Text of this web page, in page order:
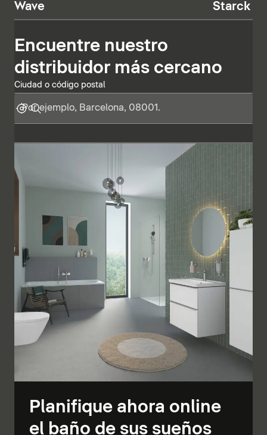
Wave Starck T
Encuentre nuestro
distribuidor más cercano
Ciudad o código postal
Planifique ahora online
el baño de sus sueños